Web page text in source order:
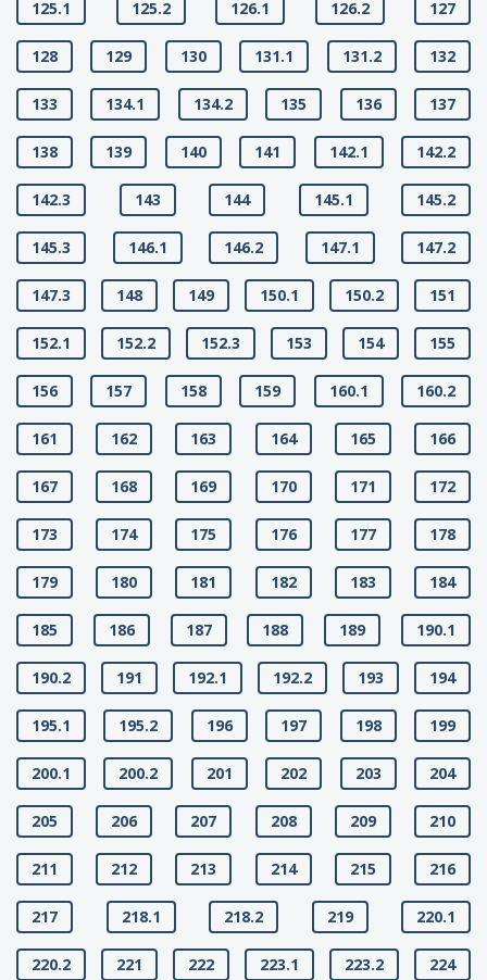
125.1 125.2 126.1 126.2 127
128 129 130 131.1 131.2 132
133 134.1 134.2 135 136 137
138 139 140 141 142.1 142.2
142.3 143 144 145.1 145.2
145.3 146.1 146.2 147.1 147.2
147.3 148 149 150.1 150.2 151
152.1 152.2 152.3 153 154 155
156 157 158 159 160.1 160.2
161 162 163 164 165 166
167 168 169 170 171 172
173 174 175 176 177 178
179 180 181 182 183 184
185 186 187 188 189 190.1
190.2 191 192.1 192.2 193 194
195.1 195.2 196 197 198 199
200.1 200.2 201 202 203 204
205 206 207 208 209 210
211 212 213 214 215 216
217 218.1 218.2 219 220.1
220.2 221 222 223.1 223.2 224